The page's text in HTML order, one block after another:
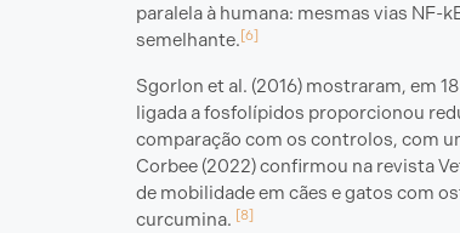
paralela à humana: mesmas vias
semelhante.[6]
Sgorlon et al. (2016) mostraram, em
ligada a fosfolípidos proporcionou
comparação com os controlos, com
Corbee (2022) confirmou na revista
de mobilidade em cães e gatos com
curcumina. [8]